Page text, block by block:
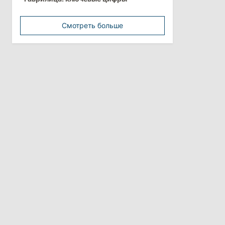
минимальной зарплатой
Политика
Анна Ревенко уходит с поста главы
Смотреть больше